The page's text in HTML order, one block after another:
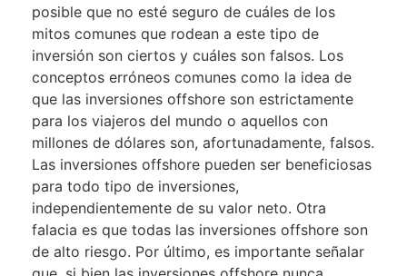
posible que no esté seguro de cuáles de los
mitos comunes que rodean a este tipo de
inversión son ciertos y cuáles son falsos. Los
conceptos erróneos comunes como la idea de
que las inversiones offshore son estrictamente
para los viajeros del mundo o aquellos con
millones de dólares son, afortunadamente, falsos.
Las inversiones offshore pueden ser beneficiosas
para todo tipo de inversiones,
independientemente de su valor neto. Otra
falacia es que todas las inversiones offshore son
de alto riesgo. Por último, es importante señalar